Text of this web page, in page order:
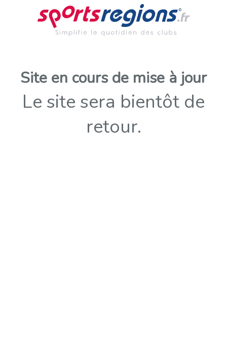
Site en cours de mise à jour
Le site sera bientôt de
retour.